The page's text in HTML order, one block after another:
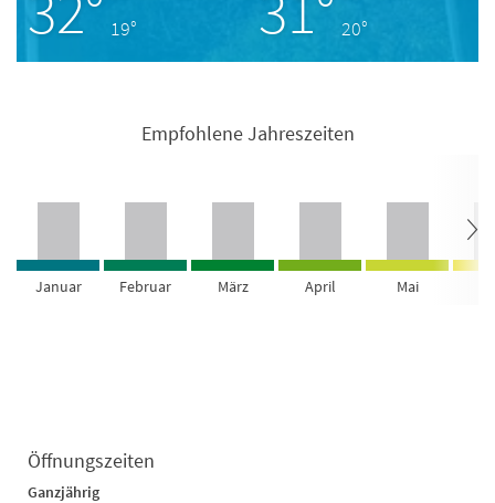
19°
20°
Empfohlene Jahreszeiten
Januar Februar März April Mai
Öffnungszeiten
Ganzjährig